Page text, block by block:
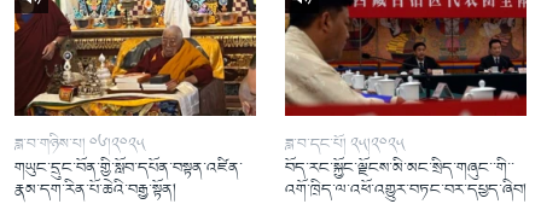
ཟླ་བ་གཉིས་པ། ༠༦།༢༠༢༥
གཡུང་དྲུང་བོན་གྱི་སློབ་དཔོན་བསྟན་འཛིན་
རྣམ་དག་རིན་པོ་ཆེའི་བརྒྱ་སྟོན།
ཟླ་བ་དང་པོ། ༢༥།༢༠༢༥
བོད་རང་སྐྱོང་ལྗོངས་མི་མང་སྲིད་གཞུང་་གི་་
འགོ་ཁྲིད་ལ་འཕོ་འགྱུར་བཏང་བར་དཔྱད་ཞིབ།